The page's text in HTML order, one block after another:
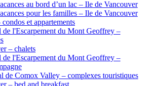
au bord d’un lac – Ile de Vancouver
pour les familles – Ile de Vancouver
et appartements
de l'Escarpement du Mont Geoffrey –
– chalets
de l'Escarpement du Mont Geoffrey –
de Comox Valley – complexes touristiques
– bed and breakfast